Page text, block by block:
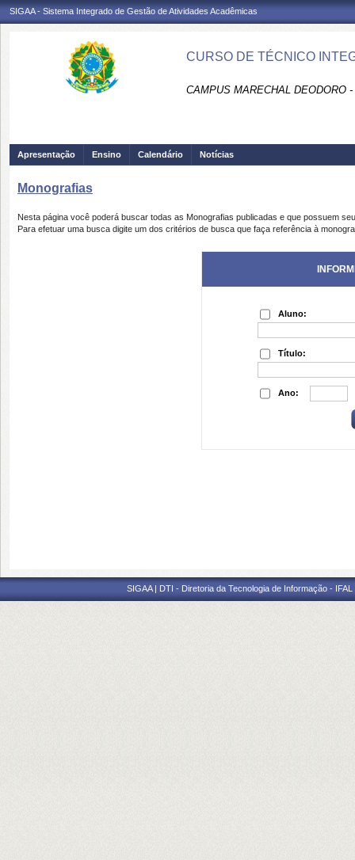
SIGAA - Sistema Integrado de Gestão de Atividades Acadêmicas
CURSO DE TÉCNICO
CAMPUS MARECHAL DEODORO
Apresentação Ensino Calendário Notícias
Monografias
Nesta página você poderá buscar todas as Monografias publicadas e que possuem
Para efetuar uma busca digite um dos critérios de busca que faça referência à
Aluno:
Título:
Ano:
SIGAA | DTI - Diretoria da Tecnologia de Informação -